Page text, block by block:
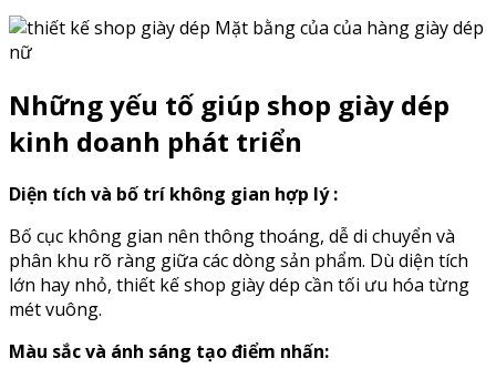
Mặt bằng của của hàng giày dép
nữ
Những yếu tố giúp shop giày dép
kinh doanh phát triển
Diện tích và bố trí không gian hợp lý :
Bố cục không gian nên thông thoáng, dễ di chuyển và
phân khu rõ ràng giữa các dòng sản phẩm. Dù diện tích
lớn hay nhỏ, thiết kế shop giày dép cần tối ưu hóa từng
mét vuông.
Màu sắc và ánh sáng tạo điểm nhấn: